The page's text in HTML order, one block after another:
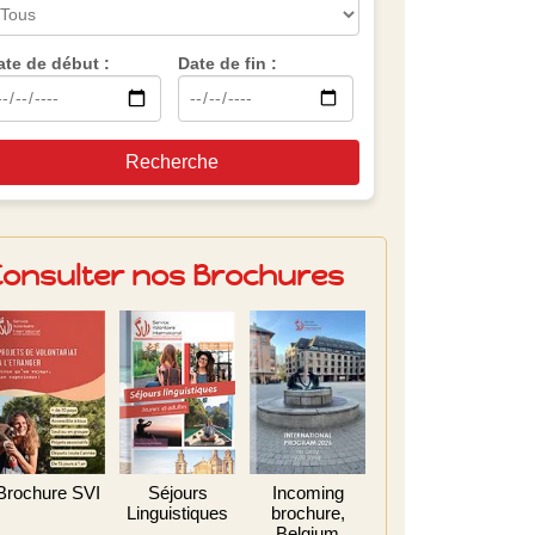
de début : Date de fin :
Recherche
nos Brochures
SVI
Séjours
Linguistiques
Incoming
brochure,